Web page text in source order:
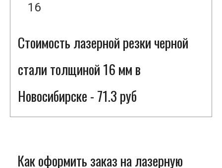
16
Стоимость лазерной резки черной
стали толщиной 16 мм в
Новосибирске - 71.3 руб
Как оформить заказ на лазерную